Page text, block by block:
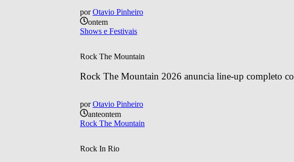
por Otavio Pinheiro
ontem
Shows e Festivais
Rock The Mountain
Rock The Mountain 2026 anuncia line-up completo
por Otavio Pinheiro
anteontem
Rock The Mountain
Rock In Rio